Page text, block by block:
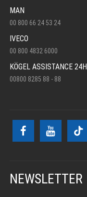
MAN
00 800 66 24 53 24
IVECO
00 800 4832 6000
KÖGEL ASSISTANCE 24H
00800 8285 88 - 88
NEWSLETTER